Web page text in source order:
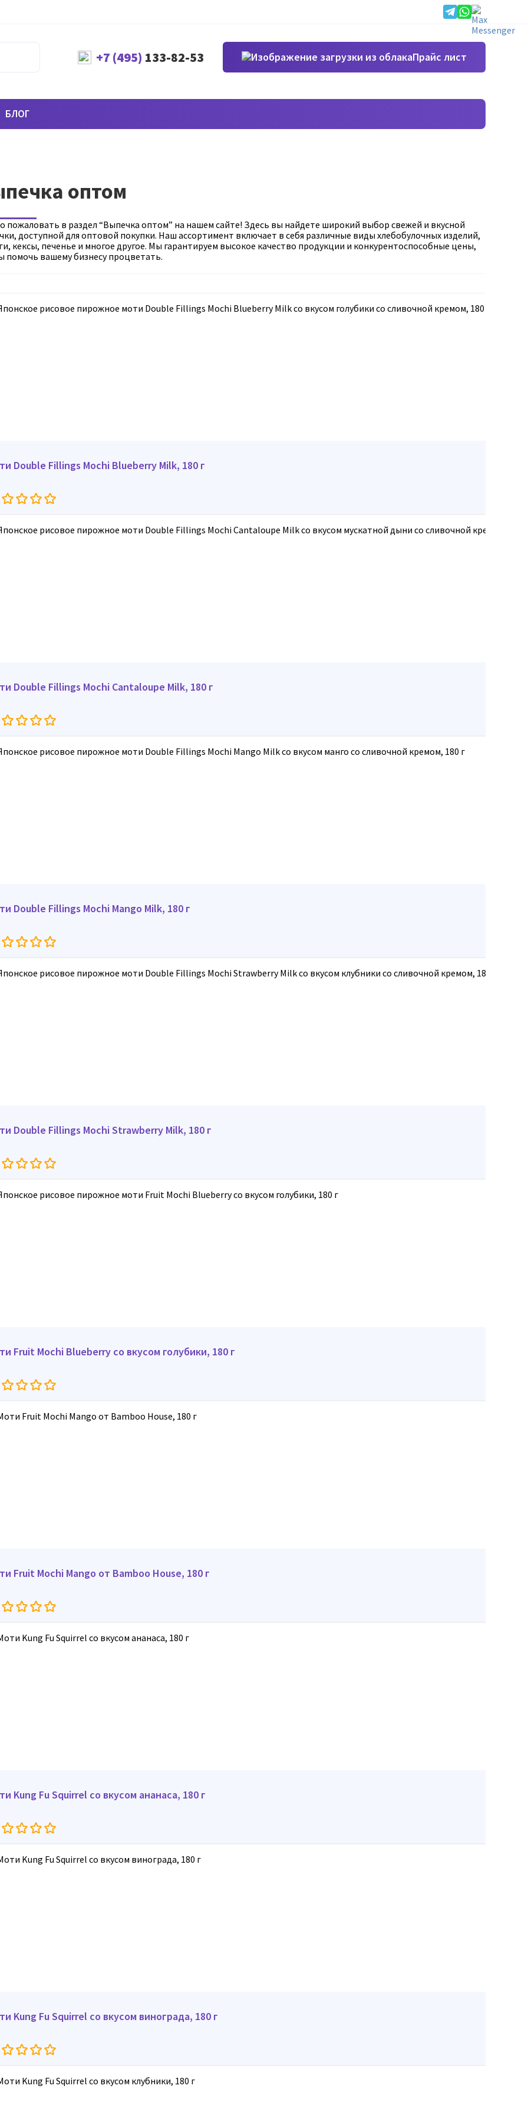
+7 (495) 133-82-53 Прайс лист
БЛОГ
оптом
пожаловать в раздел “Выпечка оптом” на нашем сайте! Здесь вы найдете широкий выбор свежей и вкусной
доступной для оптовой покупки. Наш ассортимент включает в себя различные виды хлебобулочных изделий,
кексы, печенье и многое другое. Мы гарантируем высокое качество продукции и конкурентоспособные цены,
помочь вашему бизнесу процветать.
Double Fillings Mochi Blueberry Milk, 180 г
Double Fillings Mochi Cantaloupe Milk, 180 г
Double Fillings Mochi Mango Milk, 180 г
Double Fillings Mochi Strawberry Milk, 180 г
Fruit Mochi Blueberry со вкусом голубики, 180 г
Fruit Mochi Mango от Bamboo House, 180 г
Kung Fu Squirrel со вкусом ананаса, 180 г
Kung Fu Squirrel со вкусом винограда, 180 г